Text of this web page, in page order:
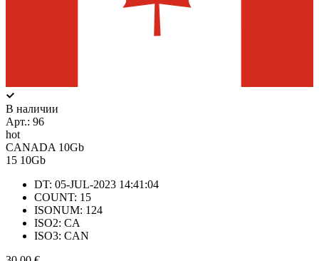
В наличии
Арт.: 96
hot
CANADA 10Gb
15 10Gb
DT: 05-JUL-2023 14:41:04
COUNT: 15
ISONUM: 124
ISO2: CA
ISO3: CAN